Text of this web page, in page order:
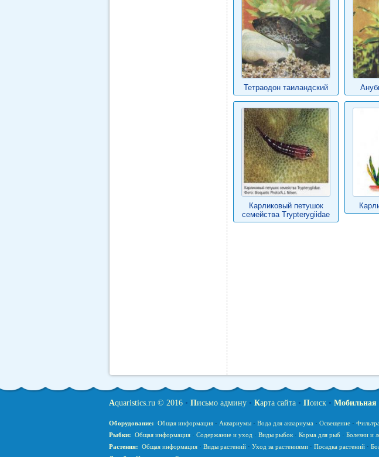
Тетраодон таиландский
Карликовый петушок
семейства Trypterygiidae
Aquaristics.ru © 2016• Письмо админу• Карта сайта• Поиск• Мобильная
Оборудование: Общая информация· Аквариумы· Вода для аквариума· Освещение·
Рыбки: Общая информация· Содержание и уход · Виды рыбок· Корма для рыб· Болезни и
Растения: Общая информация· Виды растений· Уход за растениями· Посадка растений·